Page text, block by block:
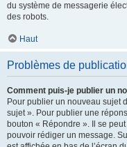
du système de messagerie
des robots.
Haut
Problèmes de
Comment puis-je publier un
Pour publier un nouveau sujet
sujet ». Pour publier une
bouton « Répondre ». Il se
pouvoir rédiger un message.